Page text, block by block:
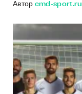
Автор cmd-sport.ru